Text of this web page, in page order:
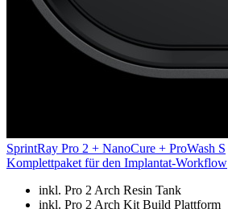
SprintRay Pro 2 + NanoCure + ProWash S
Komplettpaket für den Implantat-Workflow
inkl. Pro 2 Arch Resin Tank
inkl. Pro 2 Arch Kit Build Plattform